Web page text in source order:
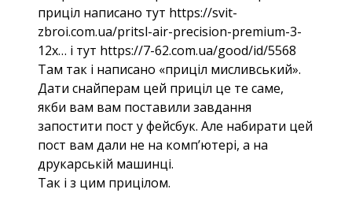
приціл написано тут https://svit-
zbroi.com.ua/pritsl-air-precision-premium-3-
12x… і тут https://7-62.com.ua/good/id/5568
Там так і написано «приціл мисливський».
Дати снайперам цей приціл це те саме,
якби вам вам поставили завдання
запостити пост у фейсбук. Але набирати цей
пост вам дали не на комп’ютері, а на
друкарській машинці.
Так і з цим прицілом.